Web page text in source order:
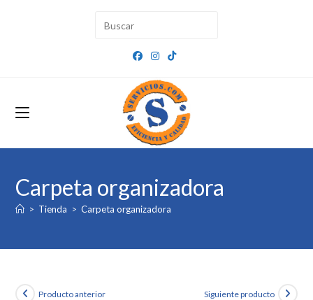
Carpeta organizadora
> Tienda > Carpeta organizadora
Producto anterior Siguiente producto